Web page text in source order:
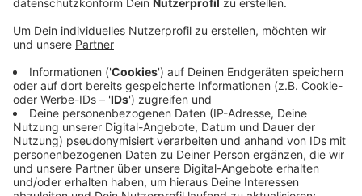
Der 57-Jährige war gestern Vormittag zu Fuß auf der
Kaumannstraße unterwegs, als ihn ein Radfahrer
rechts überholte, wie die Polizei mitteilte. Der
Unbekannte habe ihn von hinten zu Boden gestoßen
und dann versucht, dem 57-Jährigen die Tasche zu
entreißen. Anschließend flüchtete der Unbekannte in